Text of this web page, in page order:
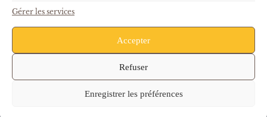
Gérer les services
Accepter
Refuser
Enregistrer les préférences
© Copyright 2026 CHR Caffé Network.Tous droits réservés.